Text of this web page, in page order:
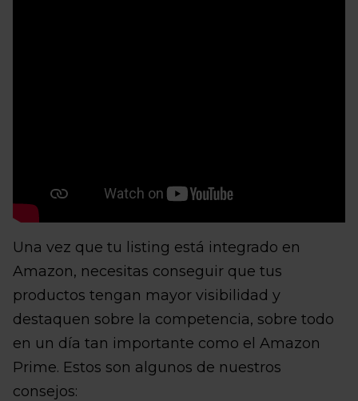
Una vez que tu listing está integrado en
Amazon, necesitas conseguir que tus
productos tengan mayor visibilidad y
destaquen sobre la competencia, sobre todo
en un día tan importante como el Amazon
Prime. Estos son algunos de nuestros
consejos: